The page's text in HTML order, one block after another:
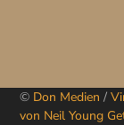
© Don Medien /
von Neil Young